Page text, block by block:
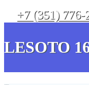
+7 (351) 776-
LESOTO